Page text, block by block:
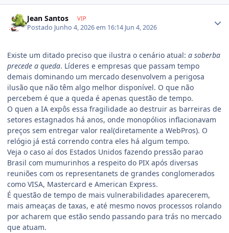
Jean Santos VIP
Postado Junho 4, 2026 em 16:14 Jun 4, 2026
Existe um ditado preciso que ilustra o cenário atual: a soberba
precede a queda. Líderes e empresas que passam tempo
demais dominando um mercado desenvolvem a perigosa
ilusão que não têm algo melhor disponível. O que não
percebem é que a queda é apenas questão de tempo.
O quen a IA expôs essa fragilidade ao destruir as barreiras de
setores estagnados há anos, onde monopólios inflacionavam
preços sem entregar valor real(diretamente a WebPros). O
relógio já está correndo contra eles há algum tempo.
Veja o caso aí dos Estados Unidos fazendo pressão parao
Brasil com mumurinhos a respeito do PIX após diversas
reuniões com os representanets de grandes conglomerados
como VISA, Mastercard e American Express.
É questão de tempo de mais vulnerabilidades aparecerem,
mais ameaças de taxas, e até mesmo novos processos rolando
por acharem que estão sendo passando para trás no mercado
que atuam.